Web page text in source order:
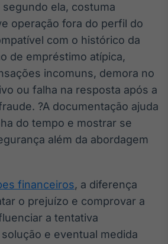
segundo ela, costuma
operação fora do perfil do
com o histórico da
de empréstimo atípica,
incomuns, demora no
ou falha na resposta após a
?A documentação ajuda
do tempo e mostrar se
além da abordagem
financeiros, a diferença
o prejuízo e comprovar a
a tentativa
e eventual medida